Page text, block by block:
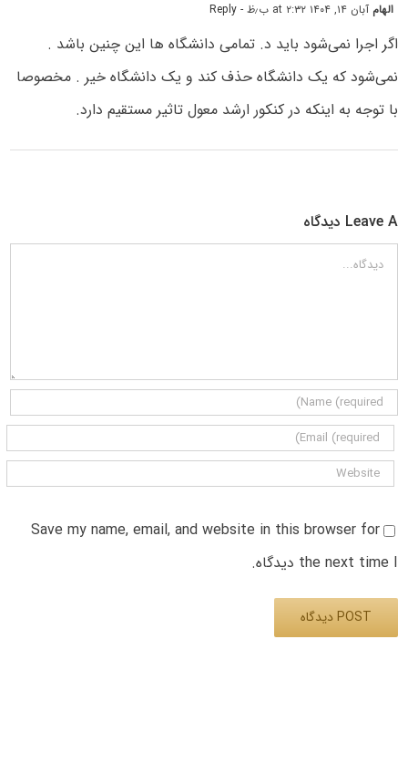
الهام آبان ۱۴, ۱۴۰۴ at ۲:۳۲ ب٫ظ - Reply
اگر اجرا نمی‌شود باید د. تمامی دانشگاه ها این چنین باشد .
نمی‌شود که یک دانشگاه حذف کند و یک دانشگاه خیر . مخصوصا
با توجه به اینکه در کنکور ارشد معول تاثیر مستقیم دارد.
Leave A دیدگاه
دیدگاه
Save my name, email, and website in this browser for
the next time I دیدگاه.